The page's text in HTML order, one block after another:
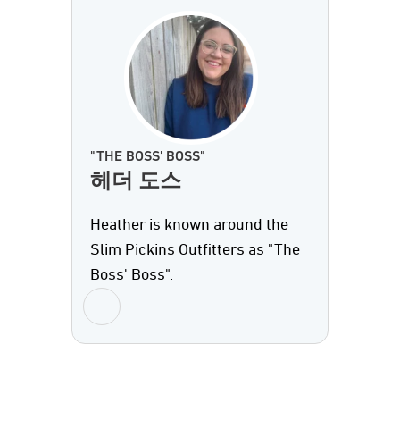
"THE BOSS' BOSS"
헤더 도스
Heather is known around the
Slim Pickins Outfitters as "The
Boss' Boss".